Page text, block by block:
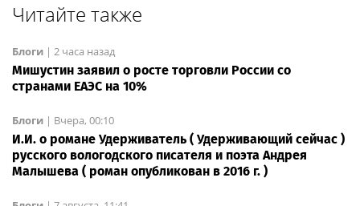
Читайте также
Блоги | 2 часа назад
Мишустин заявил о росте торговли России со
странами ЕАЭС на 10%
Блоги | Вчера, 00:10
И.И. о романе Удерживатель ( Удерживающий сейчас )
русского вологодского писателя и поэта Андрея
Малышева ( роман опубликован в 2016 г. )